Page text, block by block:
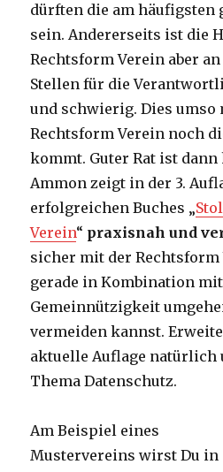
dürften die am häufigsten
sein. Andererseits ist die
Rechtsform Verein aber
Stellen für die
und schwierig. Dies umso
Rechtsform Verein noch
kommt. Guter Rat ist dann
Ammon zeigt in der 3.
erfolgreichen Buches „
Verein“ praxisnah und
sicher mit der Rechtsform
gerade in Kombination
Gemeinnützigkeit
vermeiden kannst.
aktuelle Auflage natürlich
Thema Datenschutz.
Am Beispiel eines
Mustervereins wirst Du in